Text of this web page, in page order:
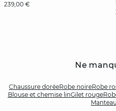
239,00 €
Ne
Chaussure doréeRobe noireRobe
Blouse et chemise linGilet rouge